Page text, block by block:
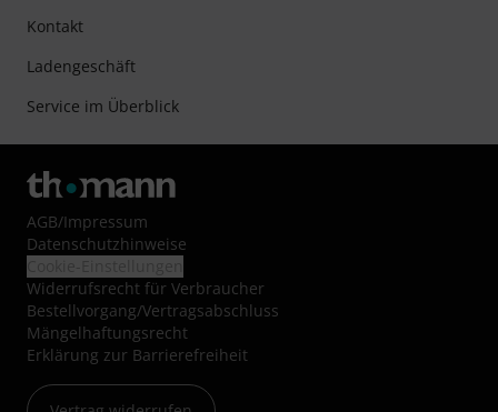
Kontakt
Ladengeschäft
Service im Überblick
AGB/Impressum
Datenschutzhinweise
Widerrufsrecht für Verbraucher
Bestellvorgang/Vertragsabschluss
Mängelhaftungsrecht
Erklärung zur Barrierefreiheit